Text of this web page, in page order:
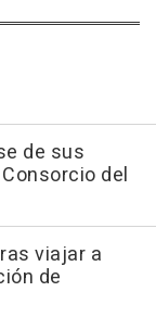
de sus
del
viajar a
de